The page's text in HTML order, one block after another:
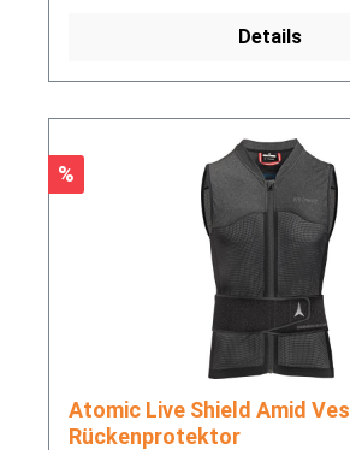
Details
Rabatt
%
Atomic Live Shield Amid Vest M LV1
Rückenprotektor